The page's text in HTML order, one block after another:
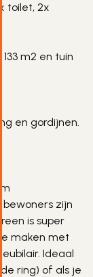
toilet, 2x
m2 en tuin
en gordijnen.
bewoners zijn
is super
maken met
Ideaal
ring) of als je